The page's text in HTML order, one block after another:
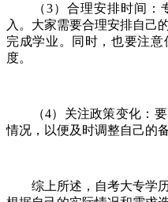
（3）合理安排时间：专
入。大家需要合理安排自己
完成学业。同时，也要注
度。
（4）关注政策变化：要
情况，以便及时调整自己的
综上所述，自考大专学历